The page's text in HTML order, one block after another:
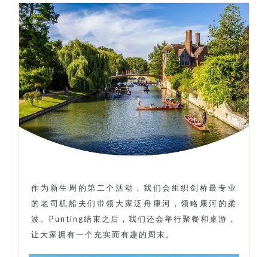
作为新生周的第二个活动，我们会组织剑桥最专业
的老司机船夫们带领大家泛舟康河，领略康河的柔
波。Punting结束之后，我们还会举行聚餐和桌游，
让大家拥有一个充实而有趣的周末。